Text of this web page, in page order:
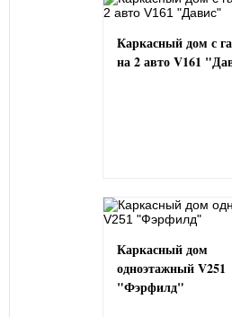
Каркасный дом с
на 2 авто V161
Каркасный дом
одноэтажный V251
"Фэрфилд"